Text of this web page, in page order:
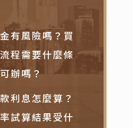
有風險嗎？買
程需要什麼條
辦嗎？
利息怎麼算？
試算結果受什